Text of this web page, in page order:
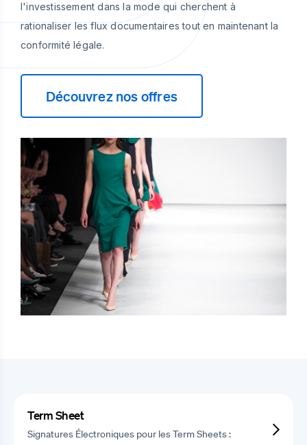
l'investissement dans la mode qui cherchent à
rationaliser les flux documentaires tout en maintenant la
conformité légale.
Découvrez nos offres
Term Sheet
Signatures Électroniques pour les Term Sheets :